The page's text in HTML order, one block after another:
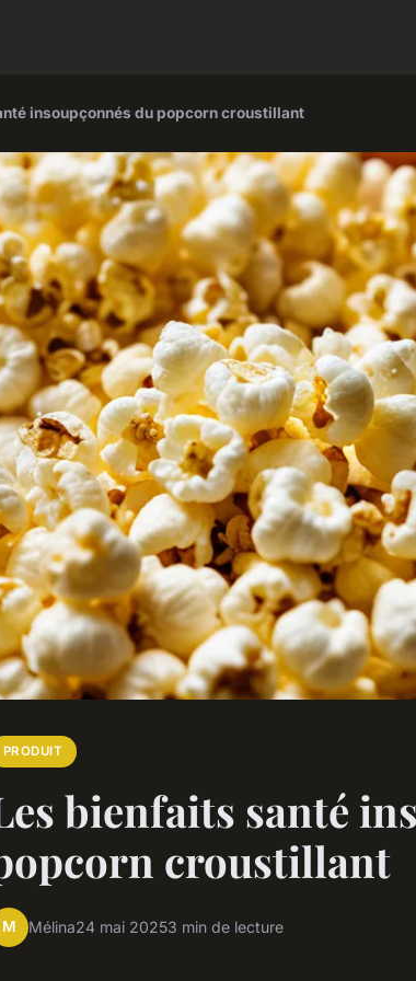
insoupçonnés du popcorn croustillant
PRODUIT
bienfaits santé
croustillant
M Mélina24 mai 20253 min de lecture